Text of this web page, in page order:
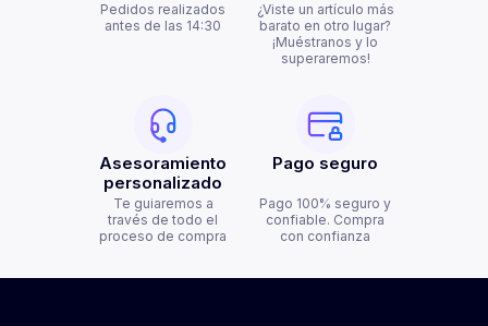
Pedidos realizados
antes de las 14:30
¿Viste un artículo más
barato en otro lugar?
¡Muéstranos y lo
superaremos!
Asesoramiento
personalizado
Te guiaremos a
través de todo el
proceso de compra
Pago seguro
Pago 100% seguro y
confiable. Compra
con confianza